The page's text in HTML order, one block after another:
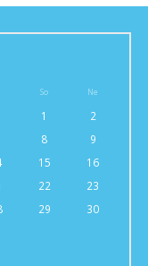
So Ne
1
2
8
9
15
16
22
23
29
30